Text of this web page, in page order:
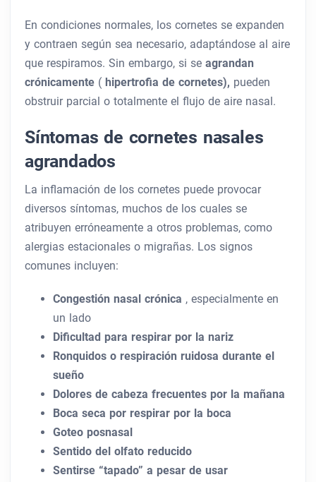
En condiciones normales, los cornetes se expanden
y contraen según sea necesario, adaptándose al aire
que respiramos. Sin embargo, si se agrandan
crónicamente ( hipertrofia de cornetes), pueden
obstruir parcial o totalmente el flujo de aire nasal.
Síntomas de cornetes nasales
agrandados
La inflamación de los cornetes puede provocar
diversos síntomas, muchos de los cuales se
atribuyen erróneamente a otros problemas, como
alergias estacionales o migrañas. Los signos
comunes incluyen:
Congestión nasal crónica , especialmente en
un lado
Dificultad para respirar por la nariz
Ronquidos o respiración ruidosa durante el
sueño
Dolores de cabeza frecuentes por la mañana
Boca seca por respirar por la boca
Goteo posnasal
Sentido del olfato reducido
Sentirse “tapado” a pesar de usar